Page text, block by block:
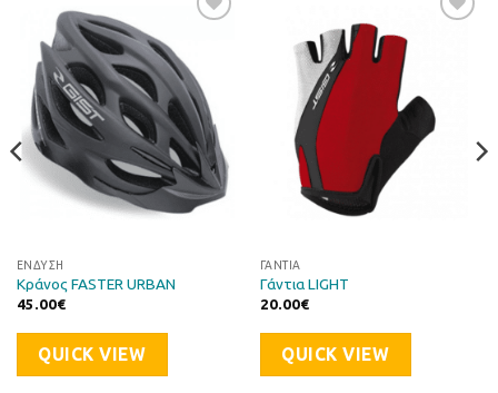
στη Λίστα
Επιθυμιών
ΈΝΔΥΣΗ
Κράνος FASTER URBAN
45.00€
QUICK VIEW
ΓΆΝΤΙΑ
Γάντια LIGHT
20.00€
QUICK VIEW